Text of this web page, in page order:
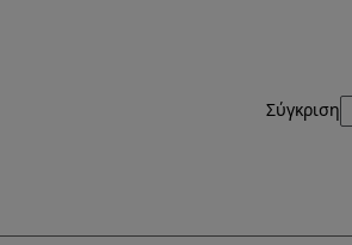
Σύγκριση